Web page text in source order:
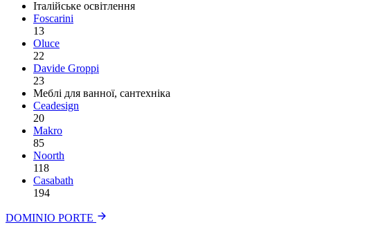
Італійське освітлення
Foscarini
13
Oluce
22
Davide Groppi
23
Меблі для ванної, сантехніка
Ceadesign
20
Makro
85
Noorth
118
Сasabath
194
DOMINIO PORTE